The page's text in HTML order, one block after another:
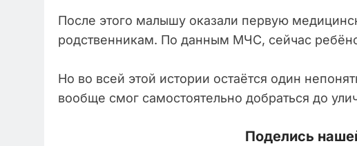
После этого малышу оказали первую
родственникам. По данным МЧС, сейчас
Но во всей этой истории остаётся один
вообще смог самостоятельно добраться до
Поделись